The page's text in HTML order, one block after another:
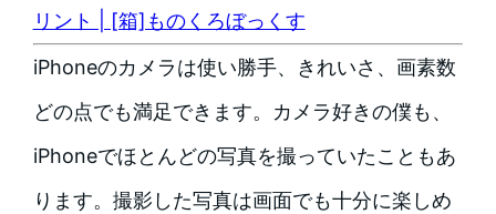
リント | [箱]ものくろぼっくす
iPhoneのカメラは使い勝手、きれいさ、画素数
どの点でも満足できます。カメラ好きの僕も、
iPhoneでほとんどの写真を撮っていたこともあ
ります。撮影した写真は画面でも十分に楽しめ